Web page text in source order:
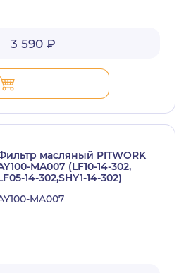
3 590 ₽
масляный PITWORK
MA007 (LF10-14-302,
14-302,SHY1-14-302)
MA007